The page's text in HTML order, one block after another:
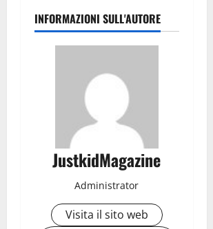
INFORMAZIONI SULL'AUTORE
JustkidMagazine
Administrator
Visita il sito web